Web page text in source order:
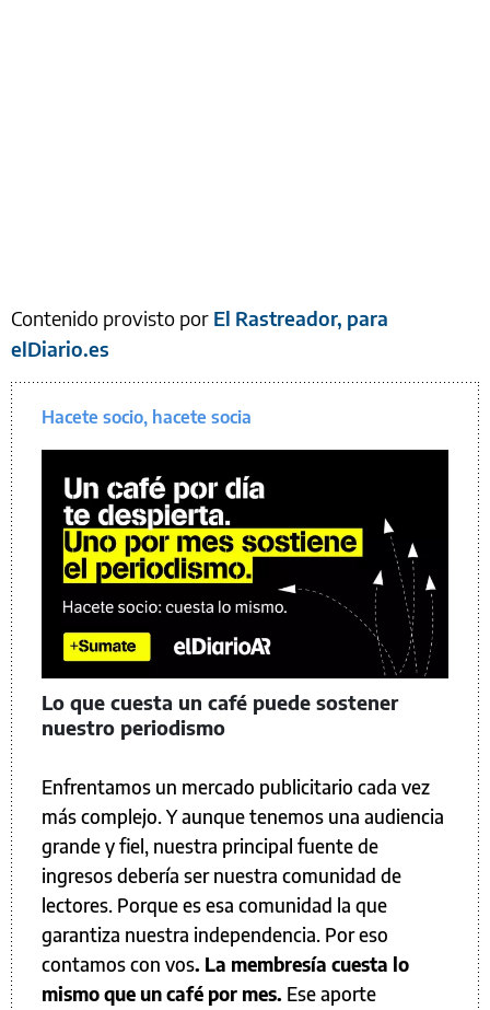
Contenido provisto por El Rastreador, para
elDiario.es
Hacete socio, hacete socia
Lo que cuesta un café puede sostener
nuestro periodismo
Enfrentamos un mercado publicitario cada vez
más complejo. Y aunque tenemos una audiencia
grande y fiel, nuestra principal fuente de
ingresos debería ser nuestra comunidad de
lectores. Porque es esa comunidad la que
garantiza nuestra independencia. Por eso
contamos con vos. La membresía cuesta lo
mismo que un café por mes. Ese aporte